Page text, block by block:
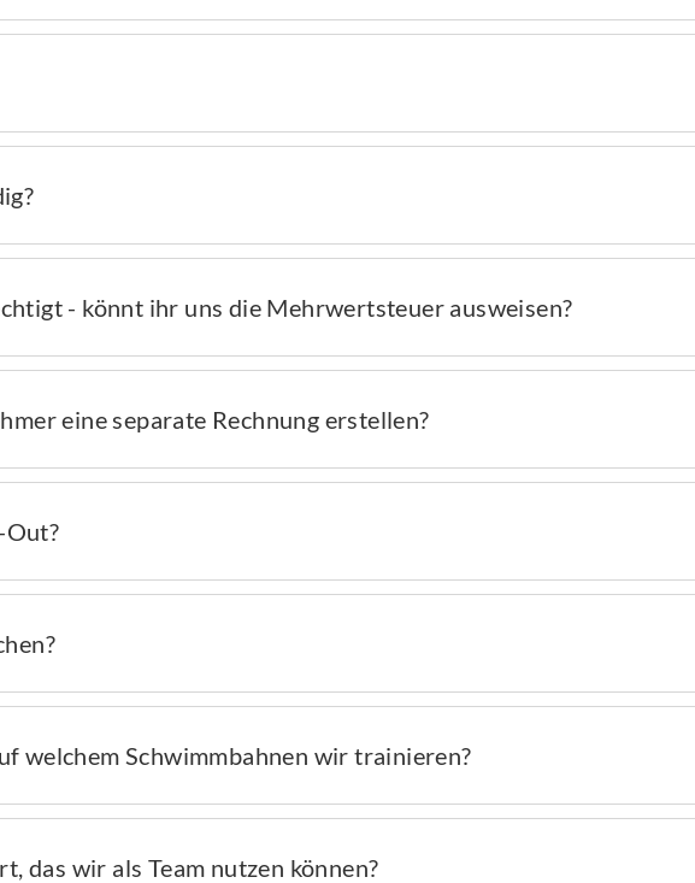
- könnt ihr uns die Mehrwertsteuer ausweisen?
eine separate Rechnung erstellen?
Out?
welchem Schwimmbahnen wir trainieren?
das wir als Team nutzen können?